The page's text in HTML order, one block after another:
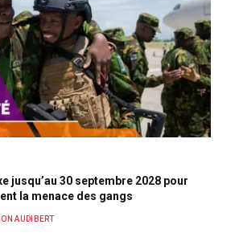
jusqu’au 30 septembre 2028 pour
la menace des gangs
AUDIBERT